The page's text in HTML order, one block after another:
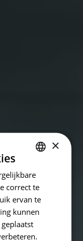
DUTCH
FRENCH
×
correct te
ervan te
kunnen